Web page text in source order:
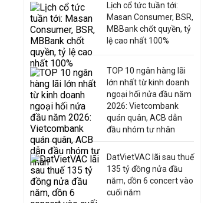
Lịch cổ tức tuần tới:
Masan Consumer, BSR,
MBBank chốt quyền, tỷ
lệ cao nhất 100%
TOP 10 ngân hàng lãi
lớn nhất từ kinh doanh
ngoại hối nửa đầu năm
2026: Vietcombank
quán quân, ACB dẫn
đầu nhóm tư nhân
DatVietVAC lãi sau thuế
135 tỷ đồng nửa đầu
năm, dồn 6 concert vào
cuối năm